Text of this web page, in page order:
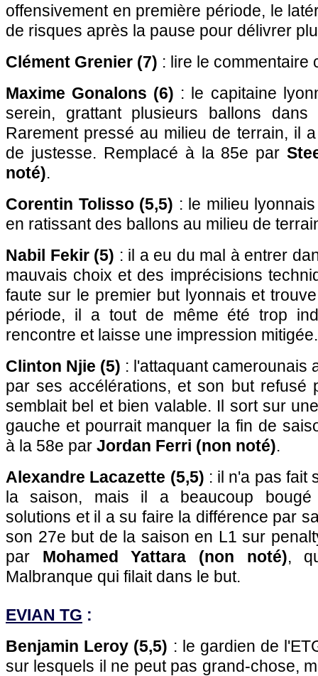
offensivement en première période, le
de risques après la pause pour délivrer
Clément Grenier (7) : lire le commentaire
Maxime Gonalons (6) : le capitaine
serein, grattant plusieurs ballons
Rarement pressé au milieu de terrain, il
de justesse. Remplacé à la 85e par
noté).
Corentin Tolisso (5,5) : le milieu
en ratissant des ballons au milieu de
Nabil Fekir (5) : il a eu du mal à entrer
mauvais choix et des imprécisions
faute sur le premier but lyonnais et
période, il a tout de même été trop
rencontre et laisse une impression mitigée.
Clinton Njie (5) : l'attaquant camerounais
par ses accélérations, et son but refusé
semblait bel et bien valable. Il sort sur
gauche et pourrait manquer la fin de
à la 58e par Jordan Ferri (non noté).
Alexandre Lacazette (5,5) : il n'a pas fait
la saison, mais il a beaucoup
solutions et il a su faire la différence par
son 27e but de la saison en L1 sur
par Mohamed Yattara (non noté),
Malbranque qui filait dans le but.
EVIAN TG :
Benjamin Leroy (5,5) : le gardien de
sur lesquels il ne peut pas grand-chose,